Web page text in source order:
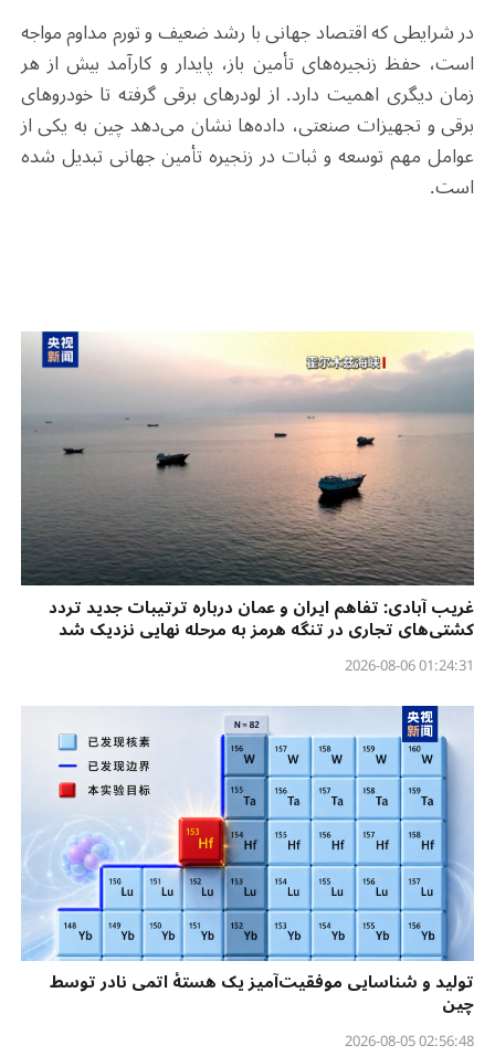
در شرایطی که اقتصاد جهانی با رشد ضعیف و تورم مداوم مواجه
است، حفظ زنجیره‌های تأمین باز، پایدار و کارآمد بیش از هر
زمان دیگری اهمیت دارد. از لودرهای برقی گرفته تا خودروهای
برقی و تجهیزات صنعتی، داده‌ها نشان می‌دهد چین به یکی از
عوامل مهم توسعه و ثبات در زنجیره تأمین جهانی تبدیل شده
است.
غریب آبادی: تفاهم ایران و عمان درباره ترتیبات جدید تردد
کشتی‌های تجاری در تنگه هرمز به مرحله نهایی نزدیک شد
01:24:31 2026-08-06
تولید و شناسایی موفقیت‌آمیز یک هستهٔ اتمی نادر توسط
چین
02:56:48 2026-08-05